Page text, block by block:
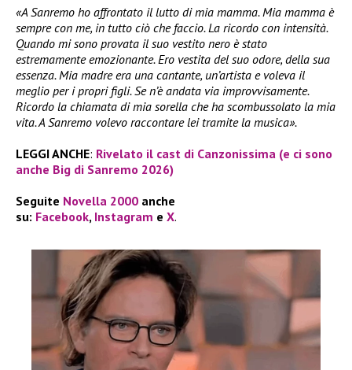
«A Sanremo ho affrontato il lutto di mia mamma. Mia mamma è
sempre con me, in tutto ciò che faccio. La ricordo con intensità.
Quando mi sono provata il suo vestito nero è stato
estremamente emozionante. Ero vestita del suo odore, della sua
essenza. Mia madre era una cantante, un’artista e voleva il
meglio per i propri figli. Se n’è andata via improvvisamente.
Ricordo la chiamata di mia sorella che ha scombussolato la mia
vita. A Sanremo volevo raccontare lei tramite la musica».
LEGGI ANCHE: Rivelato il cast di Canzonissima (e ci sono
anche Big di Sanremo 2026)
Seguite Novella 2000 anche
su: Facebook, Instagram e X.